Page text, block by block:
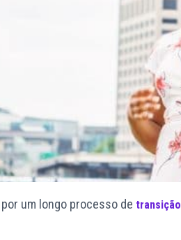
um longo processo de